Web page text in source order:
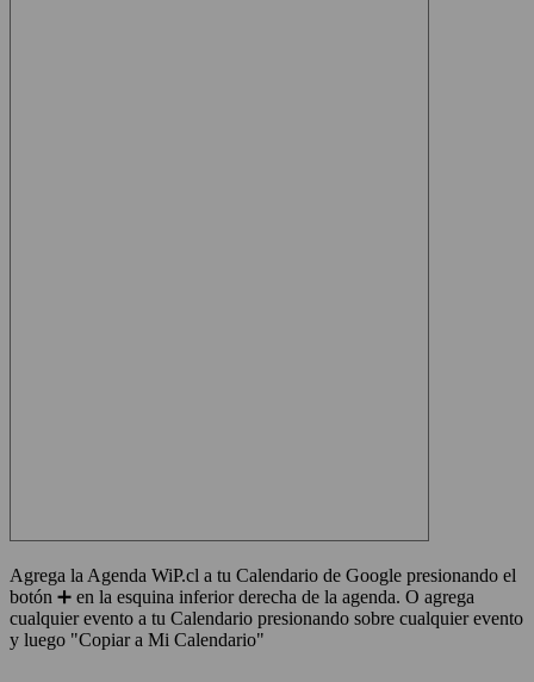
Agrega la Agenda WiP.cl a tu Calendario de Google presionando el
botón ➕ en la esquina inferior derecha de la agenda. O agrega
cualquier evento a tu Calendario presionando sobre cualquier evento
y luego "Copiar a Mi Calendario"